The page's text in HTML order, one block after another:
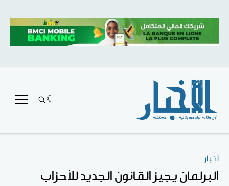
أخبار
البرلمان يجيز القانون الجديد للأحزاب